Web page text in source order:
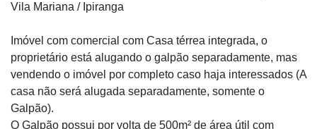
Vila Mariana / Ipiranga
Imóvel com comercial com Casa térrea integrada, o
proprietário está alugando o galpão separadamente, mas
vendendo o imóvel por completo caso haja interessados (A
casa não será alugada separadamente, somente o
Galpão).
O Galpão possui por volta de 500m² de área útil com